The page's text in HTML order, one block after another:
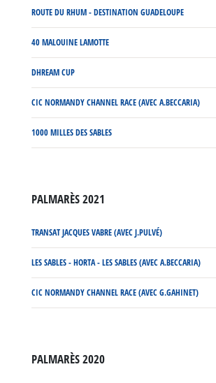
ROUTE DU RHUM - DESTINATION GUADELOUPE
40 MALOUINE LAMOTTE
DHREAM CUP
CIC NORMANDY CHANNEL RACE (AVEC A.BECCARIA)
1000 MILLES DES SABLES
PALMARÈS 2021
TRANSAT JACQUES VABRE (AVEC J.PULVÉ)
LES SABLES - HORTA - LES SABLES (AVEC A.BECCARIA)
CIC NORMANDY CHANNEL RACE (AVEC G.GAHINET)
PALMARÈS 2020